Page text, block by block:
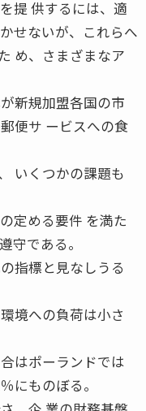
提 供するには、適
せないが、これらへ
め、さまざまなア
新規加盟各国の市
便サ ービスへの食
いくつかの課題も
定める要件 を満た
守である。
指標と見なしうる
境への負荷は小さ
はポーランドでは
にものぼる。